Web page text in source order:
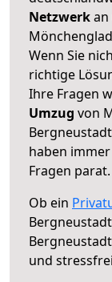
Netzwerkan
Wenn Sie
richtige
Ihre Fragen
Umzug von
haben
Fragen parat.
Ob ein
und